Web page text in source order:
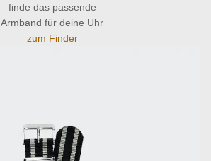
finde das passende
Armband für deine Uhr
zum Finder